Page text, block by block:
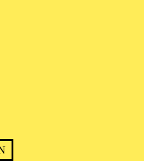
in Wien geboren und erhielt